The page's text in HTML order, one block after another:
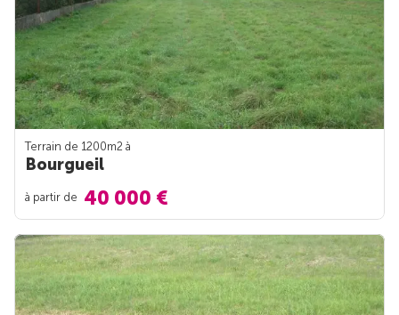
Terrain de 1200m2 à
Bourgueil
à partir de 40 000 €